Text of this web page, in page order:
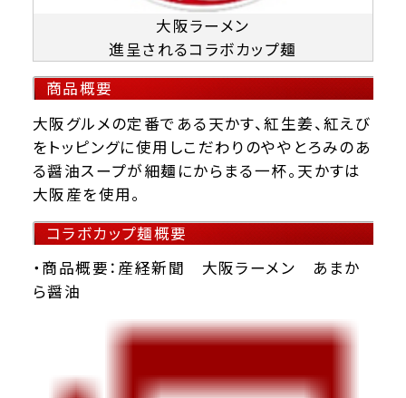
大阪ラーメン
進呈されるコラボカップ麺
商品概要
大阪グルメの定番である天かす、紅生姜、紅えび
をトッピングに使用しこだわりのややとろみのあ
る醤油スープが細麺にからまる一杯。天かすは
大阪産を使用。
コラボカップ麺概要
・ 商品概要：産経新聞 大阪ラーメン あまか
ら醤油